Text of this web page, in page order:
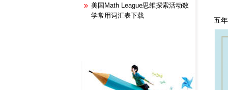
美国Math League思维探索活动数
学常用词汇表下载
五